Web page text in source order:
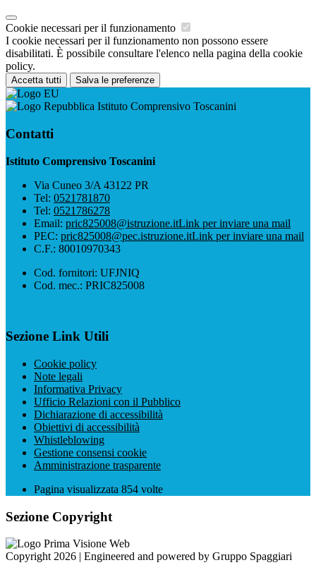
Cookie necessari per il funzionamento
I cookie necessari per il funzionamento non possono essere
disabilitati. È possibile consultare l'elenco nella pagina della cookie
policy.
Accetta tutti Salva le preferenze
Istituto Comprensivo Toscanini
Contatti
Istituto Comprensivo Toscanini
Via Cuneo 3/A 43122 PR
Tel: 0521781870
Tel: 0521786278
Email: pric825008@istruzione.itLink per inviare una mail
PEC: pric825008@pec.istruzione.itLink per inviare una mail
C.F.: 80010970343
Cod. fornitori: UFJNIQ
Cod. mec.: PRIC825008
Sezione Link Utili
Cookie policy
Note legali
Informativa Privacy
Ufficio Relazioni con il Pubblico
Dichiarazione di accessibilità
Obiettivi di accessibilità
Whistleblowing
Gestione consensi cookie
Amministrazione trasparente
Pagina visualizzata 854 volte
Sezione Copyright
Copyright 2026 | Engineered and powered by Gruppo Spaggiari